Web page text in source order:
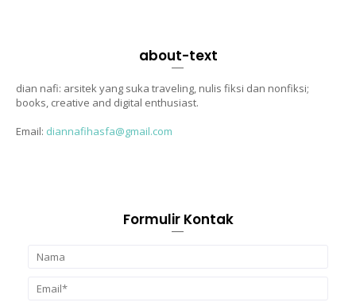
about-text
dian nafi: arsitek yang suka traveling, nulis fiksi dan nonfiksi;
books, creative and digital enthusiast.
Email: diannafihasfa@gmail.com
Formulir Kontak